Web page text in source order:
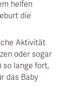
helfen
die
Aktivität
oder sogar
so lange fort,
das Baby